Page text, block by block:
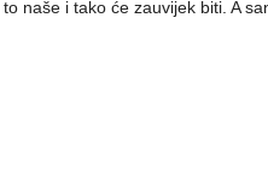
naše i tako će zauvijek biti. A